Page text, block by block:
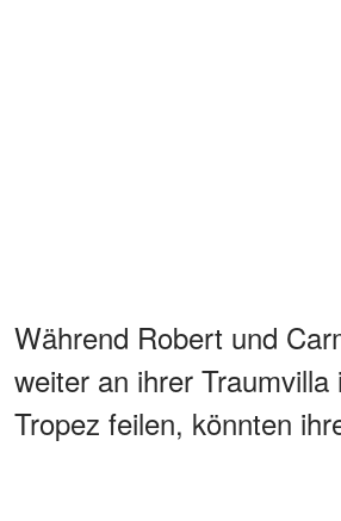
Während Robert und
weiter an ihrer Traumvilla
Tropez feilen, könnten